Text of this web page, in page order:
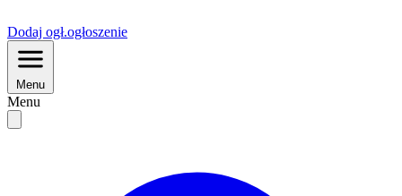
Dodaj ogł.ogłoszenie
Menu
Menu